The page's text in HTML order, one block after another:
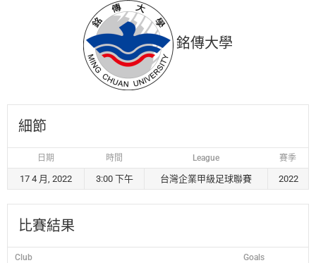
銘傳大學
細節
日期 時間 League 賽季
17 4 月, 2022 3:00 下午 台灣企業甲級足球聯賽 2022
比賽結果
Club Goals